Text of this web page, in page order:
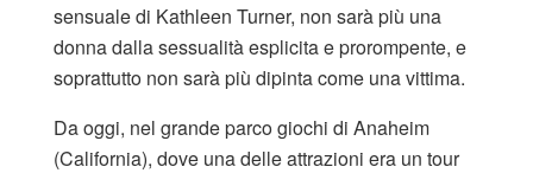
sensuale di Kathleen Turner, non sarà più una
donna dalla sessualità esplicita e prorompente, e
soprattutto non sarà più dipinta come una vittima.
Da oggi, nel grande parco giochi di Anaheim
(California), dove una delle attrazioni era un tour